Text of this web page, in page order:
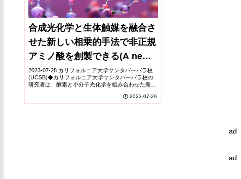
合成光化学と生体触媒を融合さ
せた新しい相乗的手法で非正規
アミノ酸を創製できる(A new
synergistic method can
create non-canonical amino
acids by merging synthetic
2023-07-28 カリフォルニア大学サンタバーバラ校
(UCSB)◆カリフォルニア大学サンタバーバラ校の
研究者は、酵素と小分子光化学を組み合わせた新し
は、新しい生成物を生み出すだけでなく、既存...
2023-07-29
ad
ad